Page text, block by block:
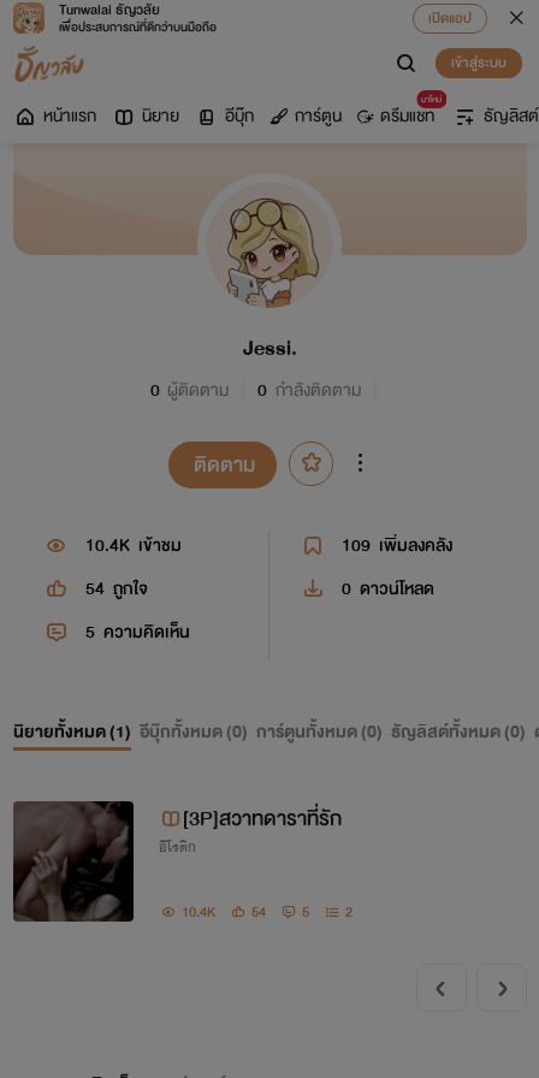
Tunwalai ธัญวลัย
เพื่อประสบการณ์ที่ดีกว่าบนมือถือ
เปิดแอป
เข้าสู่ระบบ
หน้าแรก นิยาย อีบุ๊ก การ์ตูน
มาใหม่
ดรีมแชท ธัญลิสต์
Jessi.
0 ผู้ติดตาม 0 กำลังติดตาม
ติดตาม
10.4K เข้าชม 109 เพิ่มลงคลัง
54 ถูกใจ 0 ดาวน์โหลด
5 ความคิดเห็น
นิยายทั้งหมด (1) อีบุ๊กทั้งหมด (0) การ์ตูนทั้งหมด (0) ธัญลิสต์ทั้งหมด (0)
[3P]สวาทดาราที่รัก
อีโรติก
10.4K 54 5 2